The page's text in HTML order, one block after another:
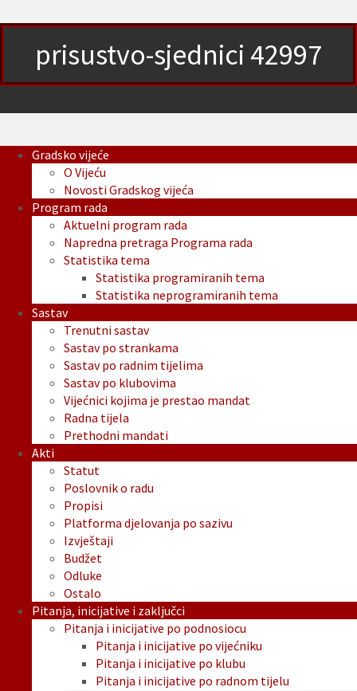
prisustvo-sjednici 42997
Gradsko vijeće
O Vijeću
Novosti Gradskog vijeća
Program rada
Aktuelni program rada
Napredna pretraga Programa rada
Statistika tema
Statistika programiranih tema
Statistika neprogramiranih tema
Sastav
Trenutni sastav
Sastav po strankama
Sastav po radnim tijelima
Sastav po klubovima
Vijećnici kojima je prestao mandat
Radna tijela
Prethodni mandati
Akti
Statut
Poslovnik o radu
Propisi
Platforma djelovanja po sazivu
Izvještaji
Budžet
Odluke
Ostalo
Pitanja, inicijative i zaključci
Pitanja i inicijative po podnosiocu
Pitanja i inicijative po vijećniku
Pitanja i inicijative po klubu
Pitanja i inicijative po radnom tijelu